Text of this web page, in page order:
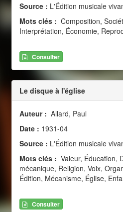
Source : L'Édition musicale
Mots clés : Composition,
Interprétation, Économie,
Consulter
Le disque à l'église
Auteur : Allard, Paul
Date : 1931-04
Source : L'Édition musicale
Mots clés : Valeur, Éducation,
mécanique, Religion, Voix,
Édition, Mécanisme, Église,
Consulter